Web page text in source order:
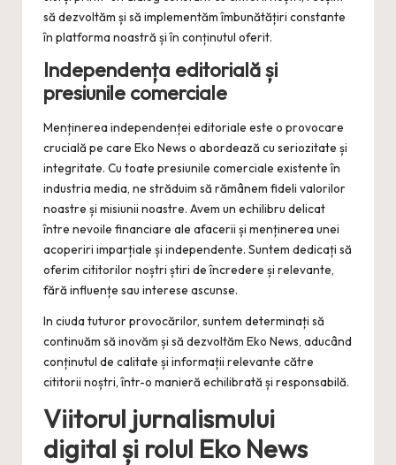
să dezvoltăm și să implementăm îmbunătățiri constante
în platforma noastră și în conținutul oferit.
Independența editorială și
presiunile comerciale
Menținerea independenței editoriale este o provocare
crucială pe care Eko News o abordează cu seriozitate și
integritate. Cu toate presiunile comerciale existente în
industria media, ne străduim să rămânem fideli valorilor
noastre și misiunii noastre. Avem un echilibru delicat
între nevoile financiare ale afacerii și menținerea unei
acoperiri imparțiale și independente. Suntem dedicați să
oferim cititorilor noștri știri de încredere și relevante,
fără influențe sau interese ascunse.
In ciuda tuturor provocărilor, suntem determinați să
continuăm să inovăm și să dezvoltăm Eko News, aducând
conținutul de calitate și informații relevante către
cititorii noștri, într-o manieră echilibrată și responsabilă.
Viitorul jurnalismului
digital și rolul Eko News